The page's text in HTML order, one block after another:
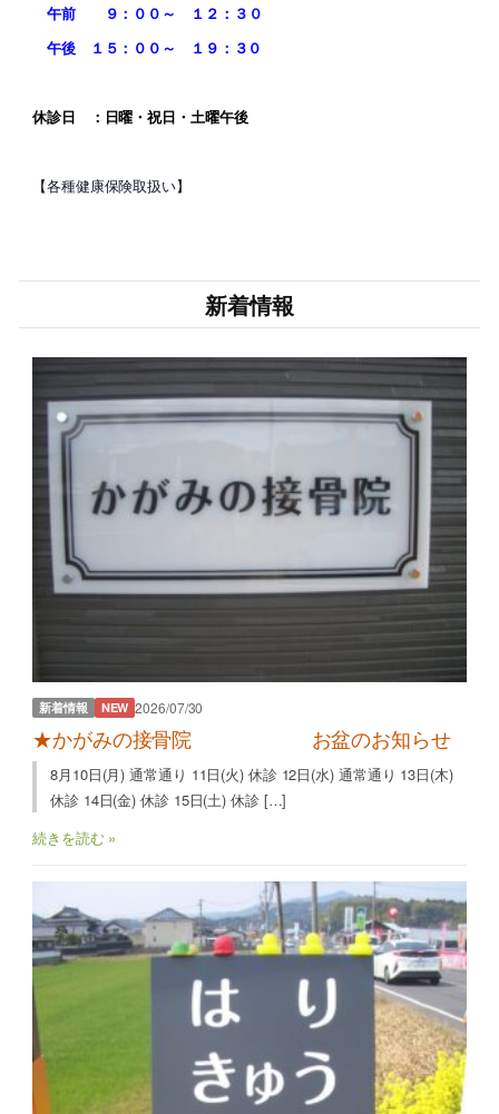
午前 ９：００～ １２：３０
午後 １５：００～ １９：３０
休診日 ：日曜・祝日・土曜午後
【各種健康保険取扱い】
新着情報
新着情報 NEW 2026/07/30
★かがみの接骨院 お盆のお知らせ
8月10日(月) 通常通り 11日(火) 休診 12日(水) 通常通り 13日(木)
休診 14日(金) 休診 15日(土) 休診 […]
続きを読む »